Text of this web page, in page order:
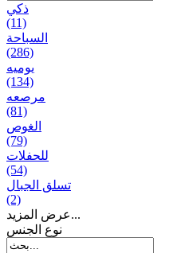
ذكي
(11)
السباحة
(286)
يومیه
(134)
مرصعه
(81)
الغوص
(79)
للحفلات
(54)
تسلق الجبال
(2)
عرض المزيد...
نوع الجنس